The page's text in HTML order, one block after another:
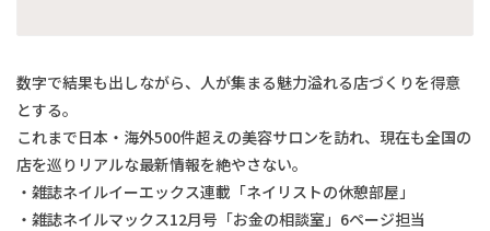
数字で結果も出しながら、人が集まる魅力溢れる店づくりを得意
とする。
これまで日本・海外500件超えの美容サロンを訪れ、現在も全国の
店を巡りリアルな最新情報を絶やさない。
・雑誌ネイルイーエックス連載「ネイリストの休憩部屋」
・雑誌ネイルマックス12月号「お金の相談室」6ページ担当